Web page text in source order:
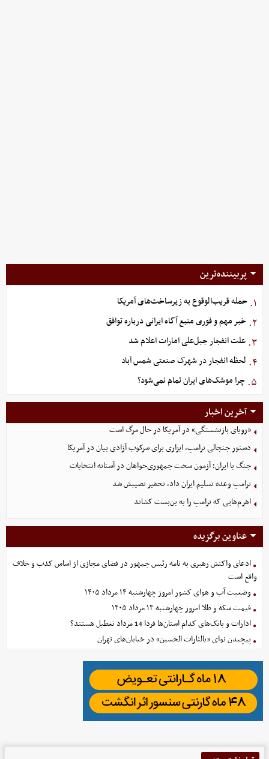
پربیننده‌ترین
۱. حمله قریب‌الوقوع به زیرساخت‌های آمریکا
۲. خبر مهم و فوری منبع آگاه ایرانی درباره توافق
۳. علت انفجار جبل‌علی امارات اعلام شد
۴. لحظه انفجار در شهرک صنعتی شمس آباد
۵. چرا موشک‌های ایران تمام نمی‌شود؟
آخرین اخبار
«رویای بازنشستگی» در آمریکا در حال مرگ است
دستور جنجالی ترامپ، ابزاری برای سرکوب آزادی بیان در آمریکا
جنگ با ایران؛ آزمون سخت جمهوری‌خواهان در آستانه انتخابات
ترامپ وعده تسلیم ایران داد، تحقیر نصیبش شد
اهرم‌هایی که ترامپ را به بن‌بست کشاند
عناوین برگزیده
ادعای واکنش رهبری به نامه رئیس جمهور در فضای مجازی از اساس کذب و خلاف
واقع است
وضعیت آب و هوای کشور امروز چهارشنبه ۱۴ مرداد ۱۴۰۵
قیمت سکه و طلا امروز چهارشنبه ۱۴ مرداد ۱۴۰۵
ادارات و بانک‌های کدام استان‌ها فردا 14 مرداد تعطیل هستند؟
پیچیدن نوای «یالثارات الحسین» در خیابان‌های تهران